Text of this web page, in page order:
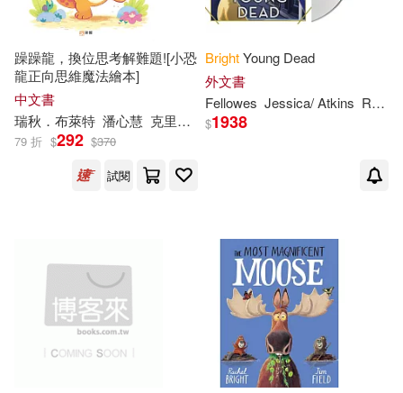
躁躁龍，換位思考解難題![小恐
龍正向思維魔法繪本]
中文書
瑞秋．布萊特 潘心慧 克里斯·查特頓
79 折 $292 $370
試閱
BrightYoung Dead
外文書
Fellowes Jessica/ Atkins Rachel
$1938